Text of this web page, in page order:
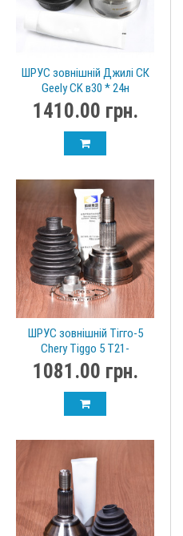
ШРУС зовнішній Джилі СК
Geely CK в30 * 24н
1401101180-1
1410.00 грн.
ШРУС зовнішній Тігго-5
Chery Tiggo 5 T21-
XLB3AF2203030
1081.00 грн.